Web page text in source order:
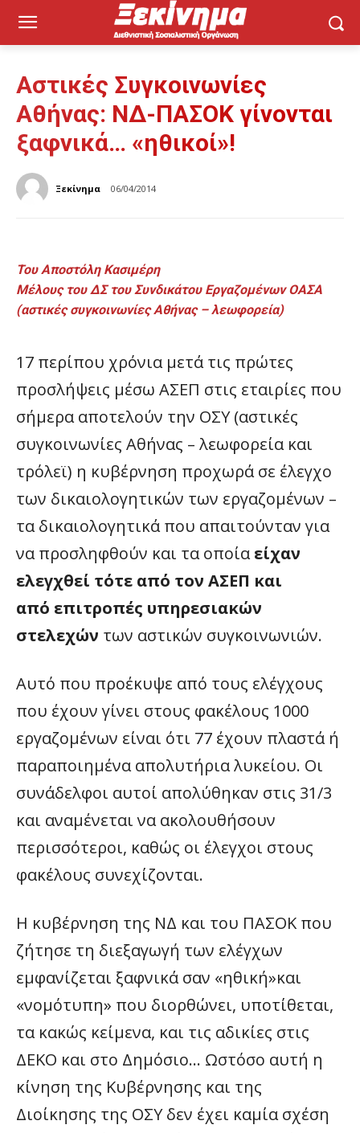
Αστικές Συγκοινωνίες
Αθήνας: ΝΔ-ΠΑΣΟΚ γίνονται
ξαφνικά… «ηθικοί»!
Ξεκίνημα 06/04/2014
Του Αποστόλη Κασιμέρη
Μέλους του ΔΣ του Συνδικάτου Εργαζομένων ΟΑΣΑ
(αστικές συγκοινωνίες Αθήνας – λεωφορεία)
17 περίπου χρόνια μετά τις πρώτες
προσλήψεις μέσω ΑΣΕΠ στις εταιρίες που
σήμερα αποτελούν την ΟΣΥ (αστικές
συγκοινωνίες Αθήνας – λεωφορεία και
τρόλεϊ) η κυβέρνηση προχωρά σε έλεγχο
των δικαιολογητικών των εργαζομένων –
τα δικαιολογητικά που απαιτούνταν για
να προσληφθούν και τα οποίαείχαν
ελεγχθεί τότε από τον ΑΣΕΠ και
από επιτροπές υπηρεσιακών
στελεχών των αστικών συγκοινωνιών.
Αυτό που προέκυψε από τους ελέγχους
που έχουν γίνει στους φακέλους 1000
εργαζομένων είναι ότι 77 έχουν πλαστά ή
παραποιημένα απολυτήρια λυκείου. Οι
συνάδελφοι αυτοί απολύθηκαν στις 31/3
και αναμένεται να ακολουθήσουν
περισσότεροι, καθώς οι έλεγχοι στους
φακέλους συνεχίζονται.
Η κυβέρνηση της ΝΔ και του ΠΑΣΟΚ που
ζήτησε τη διεξαγωγή των ελέγχων
εμφανίζεται ξαφνικά σαν «ηθική»και
«νομότυπη» που διορθώνει, υποτίθεται,
τα κακώς κείμενα, και τις αδικίες στις
ΔΕΚΟ και στο Δημόσιο… Ωστόσο αυτή η
κίνηση της Κυβέρνησης και της
Διοίκησης της ΟΣΥ δεν έχει καμία σχέση